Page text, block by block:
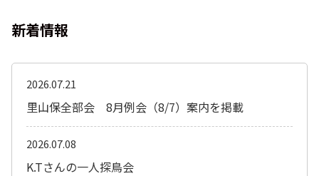
新着情報
里山保全部会 8月例会（8/7）案内を掲載
2026.07.21
K.Tさんの一人探鳥会
2026.07.08